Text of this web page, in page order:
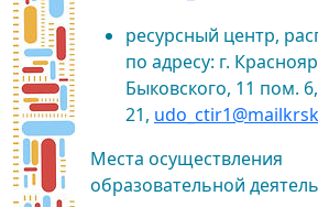
ресурсный центр,
по адресу: г.
Быковского, 11 пом.
21,
Места осуществления
образовательной